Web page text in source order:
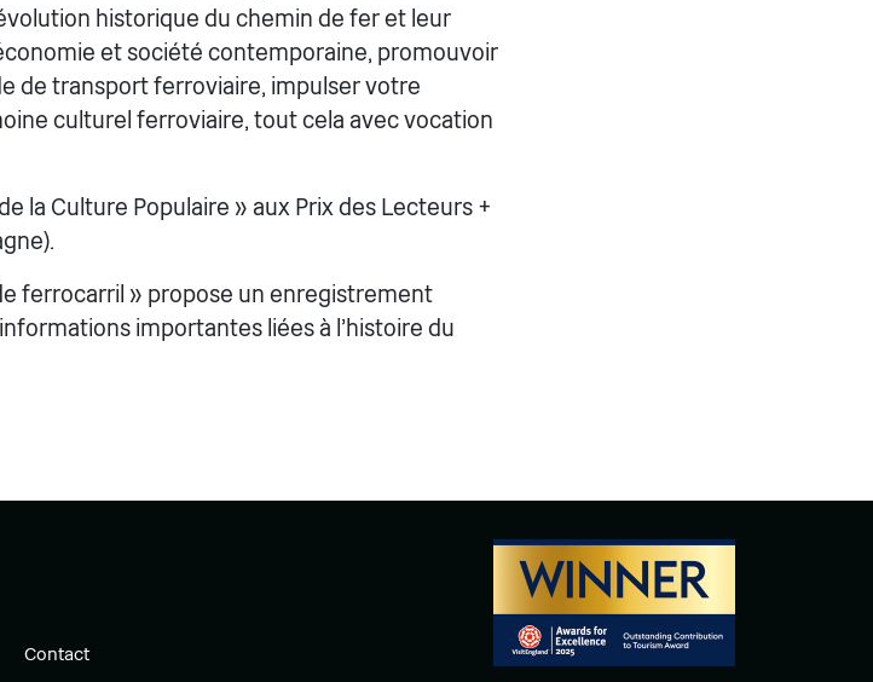
historique du chemin de fer et leur
et société contemporaine, promouvoir
de transport ferroviaire, impulser votre
culturel ferroviaire, tout cela avec vocation
la Culture Populaire » aux Prix des Lecteurs +
ferrocarril » propose un enregistrement
importantes liées à l'histoire du
Contact